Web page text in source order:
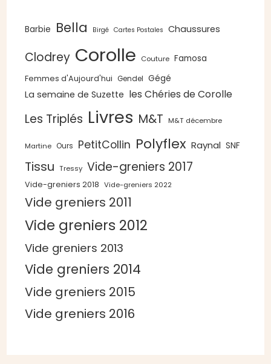
Barbie Bella Birgé Cartes Postales Chaussures
Clodrey Corolle Couture Famosa
Femmes d'Aujourd'hui Gendel Gégé
La semaine de Suzette les Chéries de Corolle
Les Triplés Livres M&T M&T décembre
Martine Ours PetitCollin Polyflex Raynal SNF
Tissu Tressy Vide-greniers 2017
Vide-greniers 2018 Vide-greniers 2022
Vide greniers 2011
Vide greniers 2012
Vide greniers 2013
Vide greniers 2014
Vide greniers 2015
Vide greniers 2016